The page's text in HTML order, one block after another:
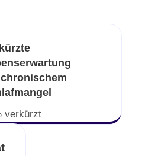
chronischem
verkürzt